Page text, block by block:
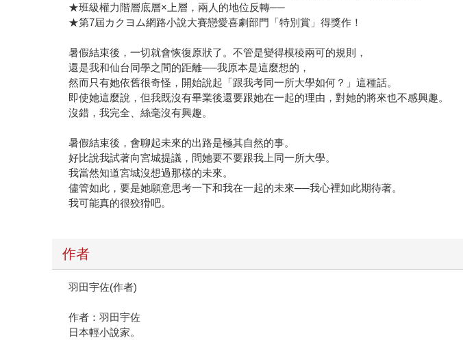
★班級權力階層底層×上層，兩人的地位反轉──
★第7屆カクヨム網路小說大賽戀愛喜劇部門「特別賞」得獎作！
暑假結束後，一切就會恢復原狀了。不管是變得模稜兩可的規則，
還是我和仙台同學之間的距離──我原本是這麼想的，
然而只有她依舊很奇怪，開始說起「跟我考同一所大學如何？」這種話。
即使她這麼說，但我既沒有畢業後還要跟她在一起的理由，對她的將來也不感興趣。
沒錯，我完全、絲毫沒有興趣。
暑假結束後，會聊起未來的出路是極其自然的事。
好比說我試著向宮城提議，問她要不要跟我上同一所大學。
我當然知道宮城沒想過那樣的未來。
儘管如此，要是她願意思考一下和我在一起的未來──我心裡如此期待著。
我可能真的很狡猾吧。
作者
羽田宇佐(作者)
作者：羽田宇佐
日本輕小說家。